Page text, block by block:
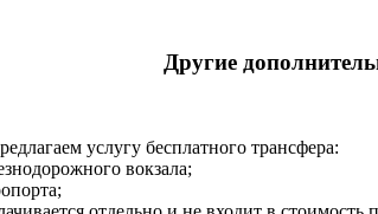
Другие
услугу бесплатного трансфера:
вокзала;